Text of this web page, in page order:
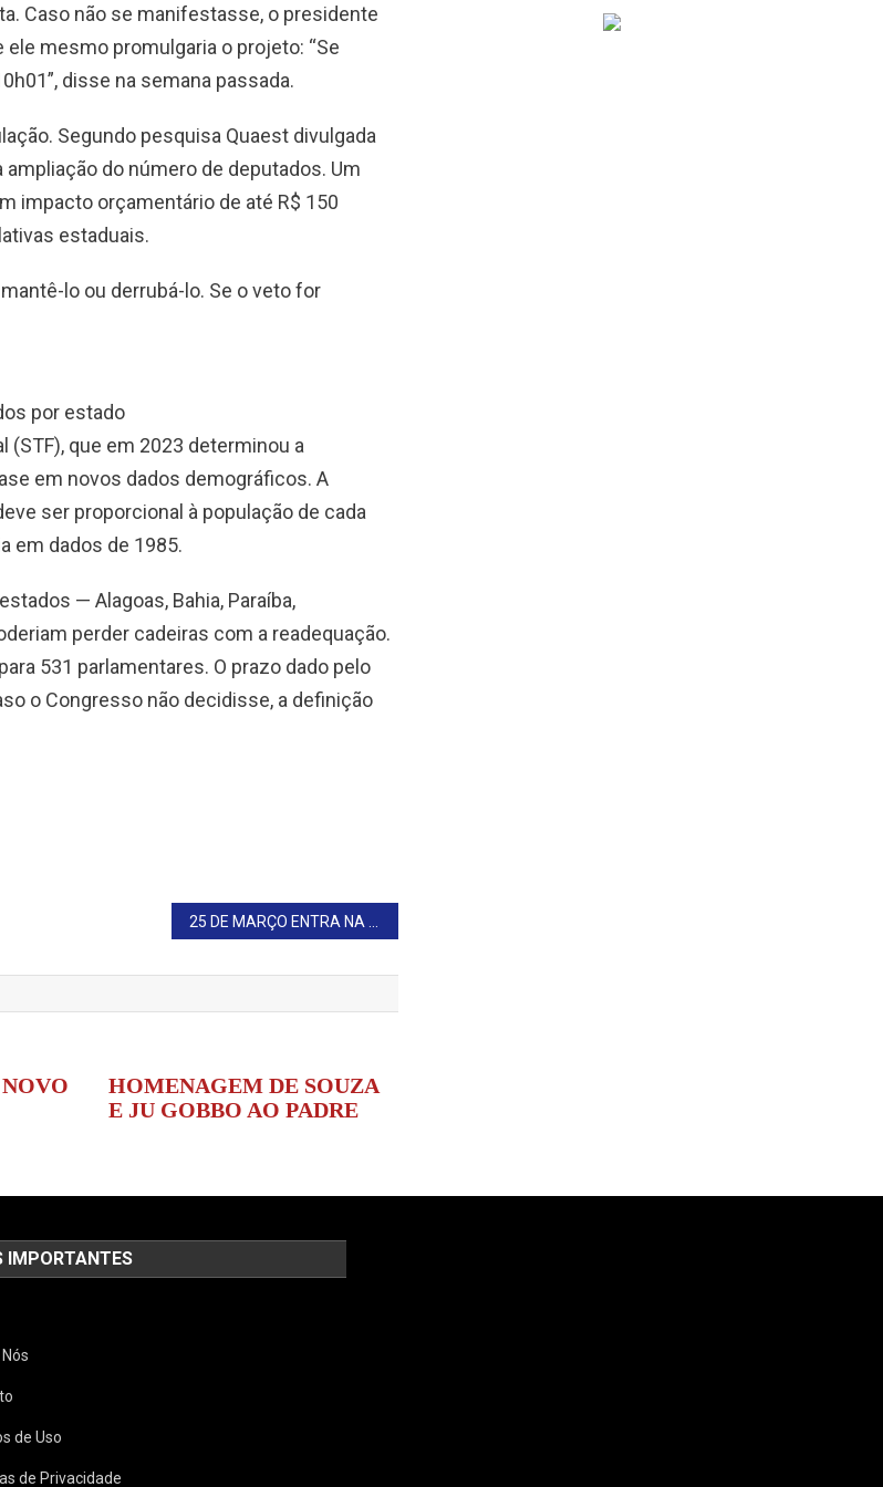
Caso não se manifestasse, o presidente
ele mesmo promulgaria o projeto: “Se
disse na semana passada.
Segundo pesquisa Quaest divulgada
do número de deputados. Um
impacto orçamentário de até R$ 150
estaduais.
lo ou derrubá-lo. Se o veto for
por estado
(STF), que em 2023 determinou a
em novos dados demográficos. A
ser proporcional à população de cada
em dados de 1985.
— Alagoas, Bahia, Paraíba,
perder cadeiras com a readequação.
531 parlamentares. O prazo dado pelo
o Congresso não decidisse, a definição
HOMENAGEM DE SOUZA
E JU GOBBO AO PADRE
IMPORTANTES
de Uso
de Privacidade